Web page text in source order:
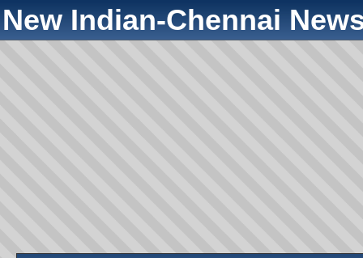
New Indian-Chennai